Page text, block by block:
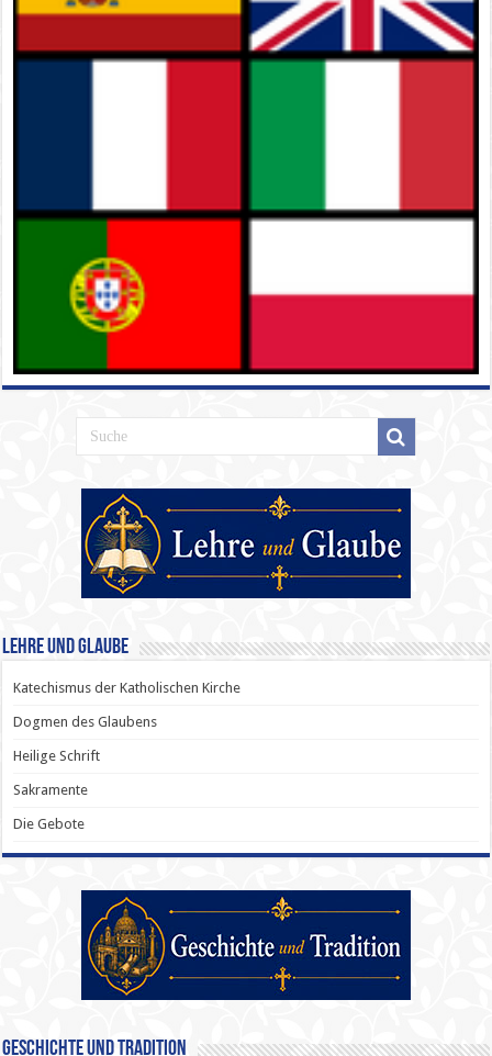
Lehre und Glaube
Katechismus der Katholischen Kirche
Dogmen des Glaubens
Heilige Schrift
Sakramente
Die Gebote
Geschichte und Tradition